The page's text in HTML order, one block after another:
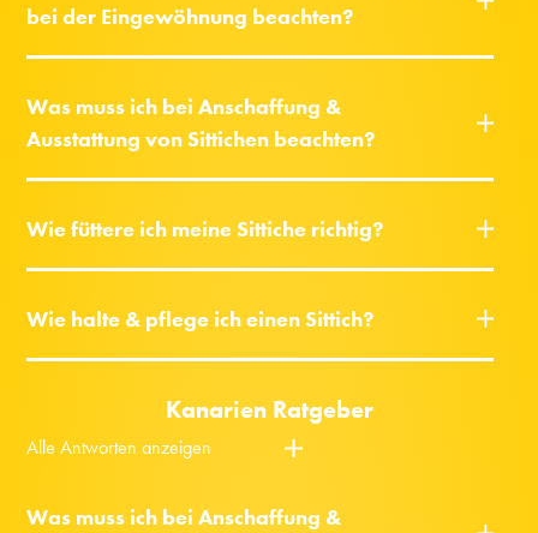
bei der Eingewöhnung beachten?
Was muss ich bei Anschaffung &
Ausstattung von Sittichen beachten?
Wie füttere ich meine Sittiche richtig?
Wie halte & pflege ich einen Sittich?
Kanarien Ratgeber
Alle Antworten anzeigen
Was muss ich bei Anschaffung &